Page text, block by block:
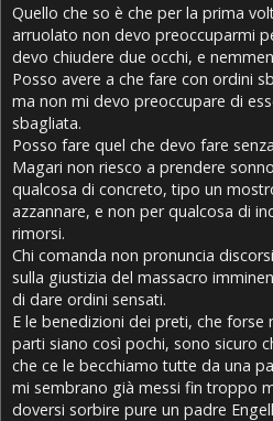
Quello che so è che per la prima
arruolato non devo preoccuparmi
devo chiudere due occhi, e
Posso avere a che fare con ordini
ma non mi devo preoccupare di
sbagliata.
Posso fare quel che devo fare
Magari non riesco a prendere
qualcosa di concreto, tipo un
azzannare, e non per qualcosa di
rimorsi.
Chi comanda non pronuncia
sulla giustizia del massacro
di dare ordini sensati.
E le benedizioni dei preti, che forse
parti siano così pochi, sono sicuro
che ce le becchiamo tutte da una
mi sembrano già messi fin troppo
doversi sorbire pure un padre